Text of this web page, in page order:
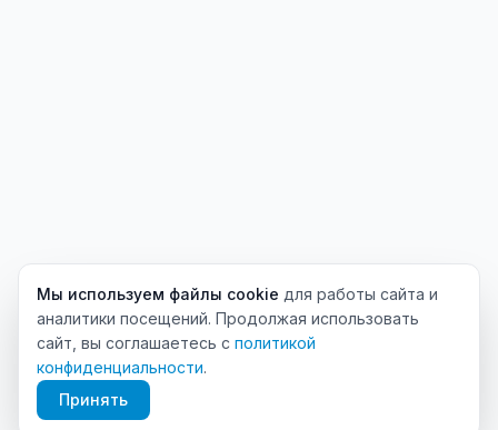
Мы используем файлы cookie для работы сайта и
аналитики посещений. Продолжая использовать
сайт, вы соглашаетесь с политикой
конфиденциальности.
Принять